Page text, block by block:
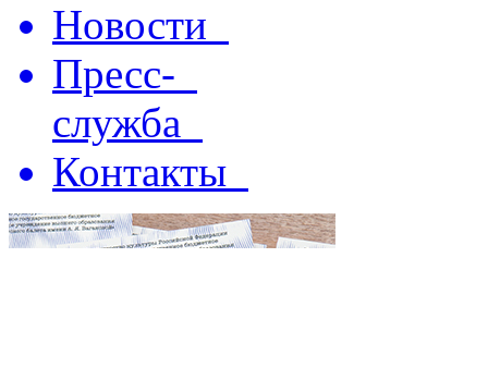
Новости
Пресс-
служба
Контакты